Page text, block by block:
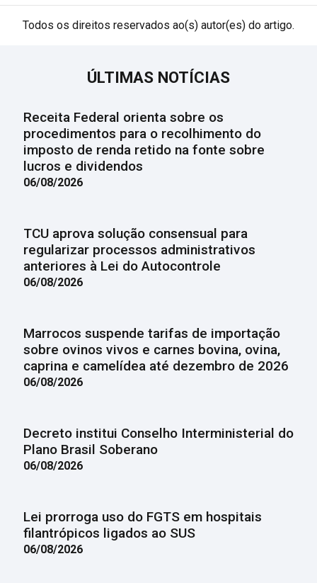
Todos os direitos reservados ao(s) autor(es) do artigo.
ÚLTIMAS NOTÍCIAS
Receita Federal orienta sobre os
procedimentos para o recolhimento do
imposto de renda retido na fonte sobre
lucros e dividendos
06/08/2026
TCU aprova solução consensual para
regularizar processos administrativos
anteriores à Lei do Autocontrole
06/08/2026
Marrocos suspende tarifas de importação
sobre ovinos vivos e carnes bovina, ovina,
caprina e camelídea até dezembro de 2026
06/08/2026
Decreto institui Conselho Interministerial do
Plano Brasil Soberano
06/08/2026
Lei prorroga uso do FGTS em hospitais
filantrópicos ligados ao SUS
06/08/2026